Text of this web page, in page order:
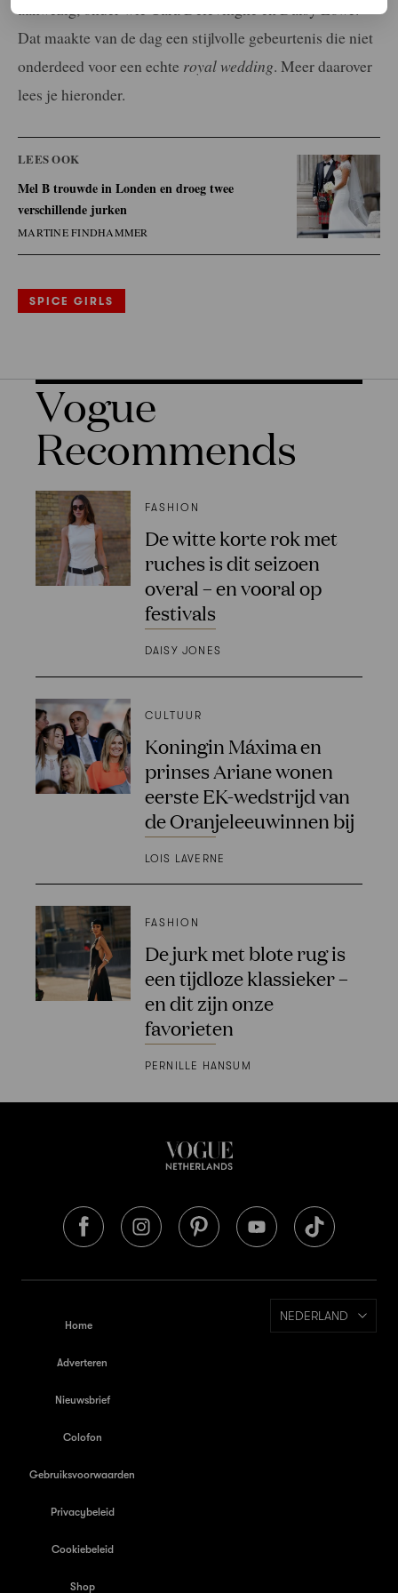
aanwezig, onder wie Cara Delevingne en Daisy Lowe.
Dat maakte van de dag een stijlvolle gebeurtenis die niet
onderdeed voor een echte royal wedding. Meer daarover
lees je hieronder.
LEES OOK
Mel B trouwde in Londen en droeg twee
verschillende jurken
MARTINE FINDHAMMER
SPICE GIRLS
Vogue
Recommends
FASHION
De witte korte rok met
ruches is dit seizoen
overal – en vooral op
festivals
DAISY JONES
CULTUUR
Koningin Máxima en
prinses Ariane wonen
eerste EK-wedstrijd van
de Oranjeleeuwinnen bij
LOIS LAVERNE
FASHION
De jurk met blote rug is
een tijdloze klassieker –
en dit zijn onze
favorieten
PERNILLE HANSUM
Home
Adverteren
Nieuwsbrief
Colofon
Gebruiksvoorwaarden
Privacybeleid
Cookiebeleid
Shop
NEDERLAND